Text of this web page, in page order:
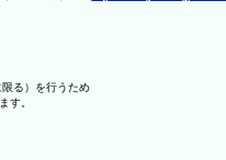
る）を行うため
す。